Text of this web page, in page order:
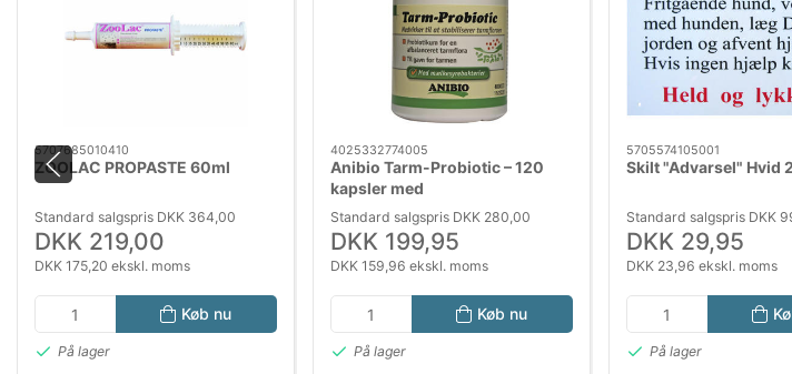
5707685010410
ZOOLAC PROPASTE 60ml
Standard salgspris DKK 364,00
DKK 219,00
DKK 175,20 ekskl. moms
Køb nu
På lager
4025332774005
Anibio Tarm-Probiotic – 120
kapsler med
mælkesyrebakterier til hund og
kat
Standard salgspris DKK 280,00
DKK 199,95
DKK 159,96 ekskl. moms
Køb nu
På lager
5705574105001
Skilt "Advarsel" Hvid
Standard salgspris DKK
DKK 29,95
DKK 23,96 ekskl. moms
På lager